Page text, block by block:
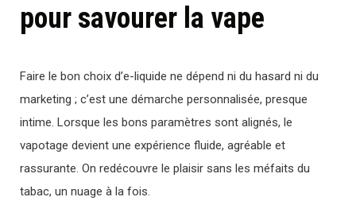
pour savourer la vape
Faire le bon choix d’e-liquide ne dépend ni du hasard ni du
marketing ; c’est une démarche personnalisée, presque
intime. Lorsque les bons paramètres sont alignés, le
vapotage devient une expérience fluide, agréable et
rassurante. On redécouvre le plaisir sans les méfaits du
tabac, un nuage à la fois.